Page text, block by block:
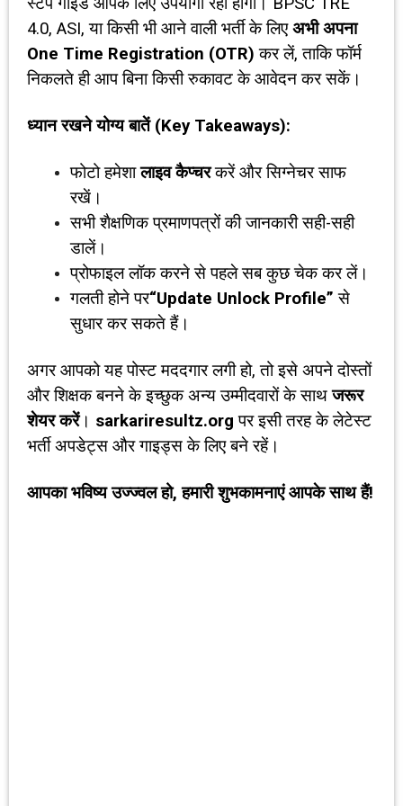
4.0, ASI, या किसी भी आने वाली भर्ती के लिएअभी अपना
One Time Registration (OTR) कर लें, ताकि फॉर्म
निकलते ही आप बिना किसी रुकावट के आवेदन कर सकें।
ध्यान रखने योग्य बातें (Key Takeaways):
फोटो हमेशालाइव कैप्चरकरें और सिग्नेचर साफ
रखें।
सभी शैक्षणिक प्रमाणपत्रों की जानकारी सही-सही
डालें।
प्रोफाइल लॉक करने से पहले सब कुछ चेक कर लें।
गलती होने पर“Update Unlock Profile” से
सुधार कर सकते हैं।
अगर आपको यह पोस्ट मददगार लगी हो, तो इसे अपने दोस्तों
और शिक्षक बनने के इच्छुक अन्य उम्मीदवारों के साथजरूर
शेयर करें। sarkariresultz.org पर इसी तरह के लेटेस्ट
भर्ती अपडेट्स और गाइड्स के लिए बने रहें।
आपका भविष्य उज्ज्वल हो,हमारी शुभकामनाएं आपके साथ हैं!